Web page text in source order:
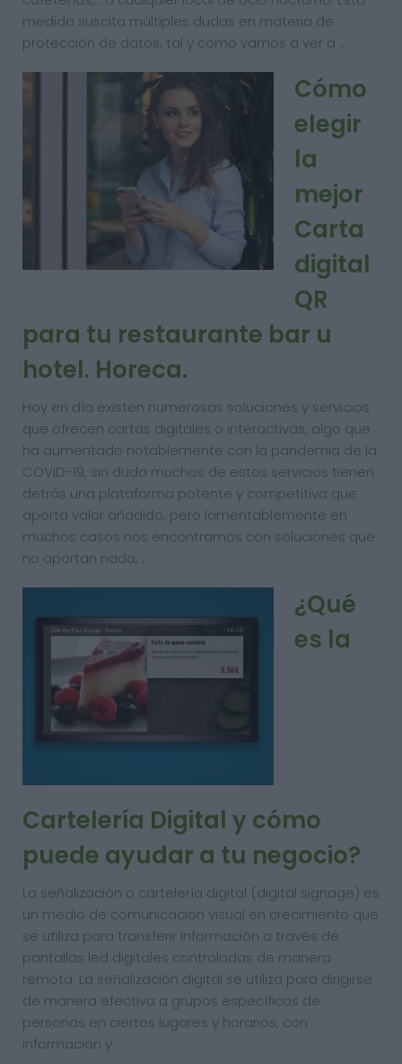
medida suscita múltiples dudas en materia de
protección de datos, tal y como vamos a ver a …
Cómo
elegir
la
mejor
Carta
digital
QR
para tu restaurante bar u
hotel. Horeca.
Hoy en día existen numerosas soluciones y servicios
que ofrecen cartas digitales o interactivas, algo que
ha aumentado notablemente con la pandemia de la
COVID-19, sin duda muchos de estos servicios tienen
detrás una plataforma potente y competitiva que
aporta valor añadido, pero lamentablemente en
muchos casos nos encontramos con soluciones que
no aportan nada, …
¿Qué
es la
Cartelería Digital y cómo
puede ayudar a tu negocio?
La señalización o cartelería digital (digital signage) es
un medio de comunicación visual en crecimiento que
se utiliza para transferir información a través de
pantallas led digitales controladas de manera
remota. La señalización digital se utiliza para dirigirse
de manera efectiva a grupos específicos de
personas en ciertos lugares y horarios, con
información y …